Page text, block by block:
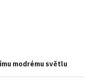
modrému světlu